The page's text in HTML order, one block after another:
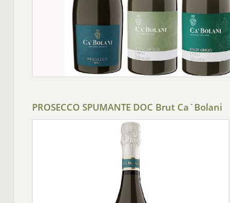
PROSECCO SPUMANTE DOC Brut Ca`Bolani